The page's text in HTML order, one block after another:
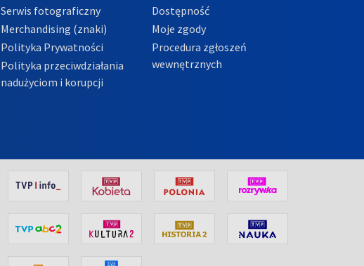
Serwis fotograficzny
Merchandising (znaki)
Polityka Prywatności
Polityka przeciwdziałania
nadużyciom i korupcji
Dostępność
Moje zgody
Procedura zgłoszeń
wewnętrznych